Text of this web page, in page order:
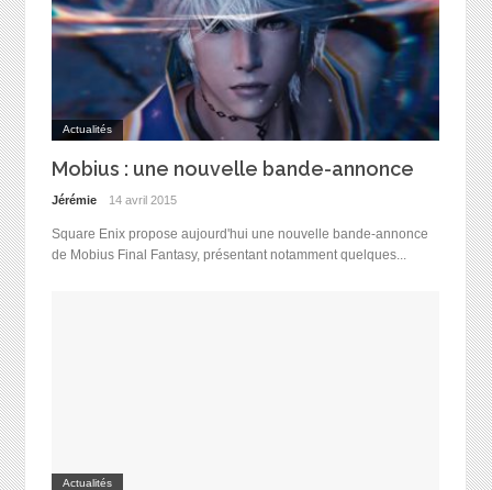
Actualités
Mobius : une nouvelle bande-annonce
Jérémie 14 avril 2015
Square Enix propose aujourd'hui une nouvelle bande-annonce
de Mobius Final Fantasy, présentant notamment quelques...
Actualités